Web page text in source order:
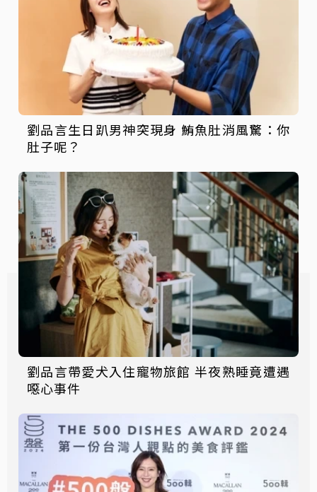
劉品言生日趴男神突現身 鮪魚肚消風驚：你
肚子呢？
劉品言帶愛犬入住寵物旅館 半夜熟睡竟遭遇
噁心事件